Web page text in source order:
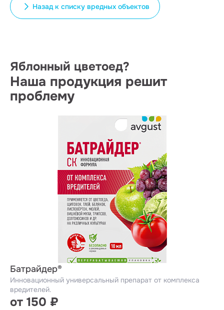
Назад к списку вредных объектов
Яблонный цветоед?
Наша продукция решит
проблему
Батрайдер®
Инновационный универсальный препарат от комплекса
вредителей.
от 150 ₽